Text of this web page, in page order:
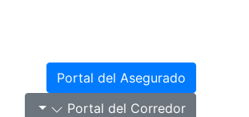
Portal del Asegurado
Portal del Corredor